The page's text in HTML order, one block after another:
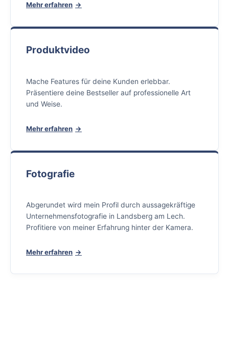
Mehr erfahren
Produktvideo
Mache Features für deine Kunden erlebbar.
Präsentiere deine Bestseller auf professionelle Art
und Weise.
Mehr erfahren
Fotografie
Abgerundet wird mein Profil durch aussagekräftige
Unternehmensfotografie in Landsberg am Lech.
Profitiere von meiner Erfahrung hinter der Kamera.
Mehr erfahren